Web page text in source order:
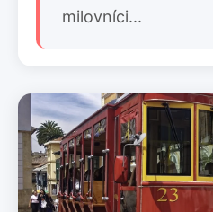
milovníci...